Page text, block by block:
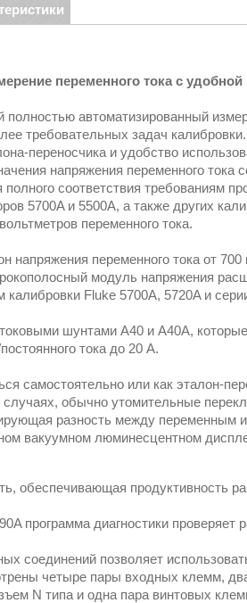
переменного тока с
полностью автоматизированный
требовательных задач
переносчика и удобство
напряжения переменного тока
полного соответствия требованиям
5700A и 5500A, а также других
переменного тока.
напряжения переменного тока от
модуль напряжения
калибровки Fluke 5700A, 5720A и
шунтами A40 и A40A,
тока до 20 А.
самостоятельно или как эталон-
случаях, обычно утомительные
разность между переменным
вакуумном люминесцентном
обеспечивающая продуктивность
программа диагностики проверяет
соединений позволяет
четыре пары входных клемм,
N типа и одна пара винтовых